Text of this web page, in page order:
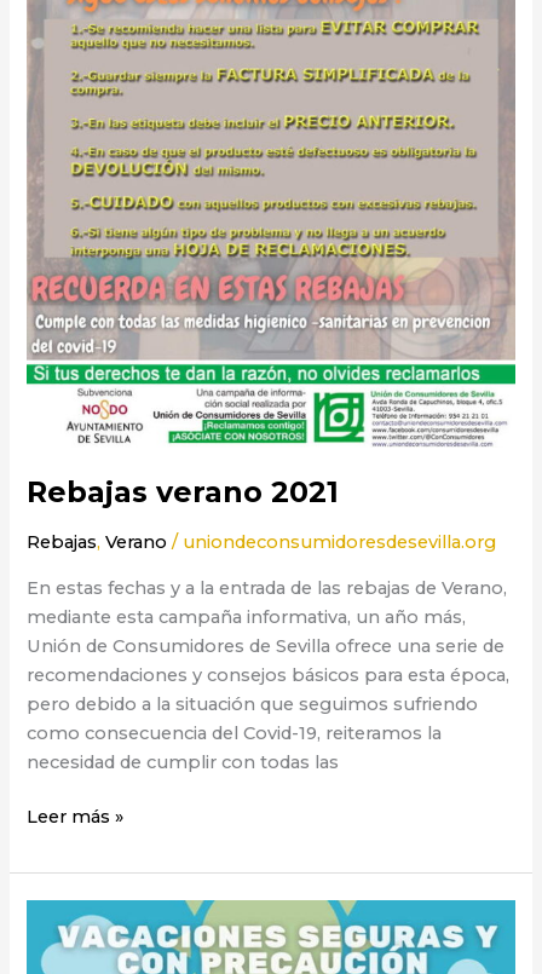
Rebajas verano 2021
Rebajas,Verano / uniondeconsumidoresdesevilla.org
En estas fechas y a la entrada de las rebajas de Verano,
mediante esta campaña informativa, un año más,
Unión de Consumidores de Sevilla ofrece una serie de
recomendaciones y consejos básicos para esta época,
pero debido a la situación que seguimos sufriendo
como consecuencia del Covid-19, reiteramos la
necesidad de cumplir con todas las
Leer más »
Vacaciones
seguras